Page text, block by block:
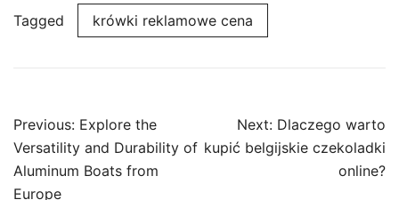
Tagged krówki reklamowe cena
Post
navigation
Previous: Explore the
Versatility and Durability of
Aluminum Boats from
Europe
Next: Dlaczego warto
kupić belgijskie czekoladki
online?